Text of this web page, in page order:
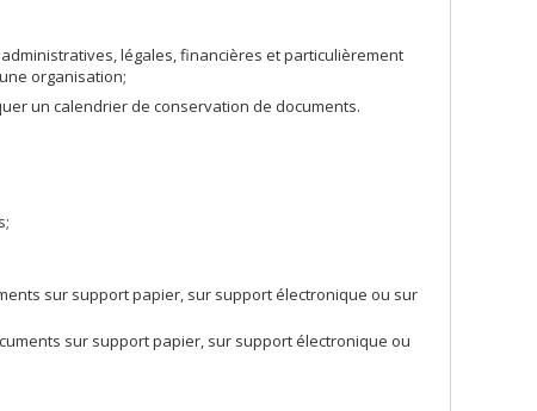
légales, financières et particulièrement
organisation;
un calendrier de conservation de documents.
sur support papier, sur support électronique ou sur
sur support papier, sur support électronique ou